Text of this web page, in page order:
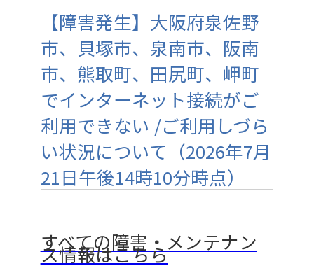
【障害発生】大阪府泉佐野
市、貝塚市、泉南市、阪南
市、熊取町、田尻町、岬町
でインターネット接続がご
利用できない /ご利用しづら
い状況について（2026年7月
21日午後14時10分時点）
すべての障害・メンテナン
ス情報はこちら